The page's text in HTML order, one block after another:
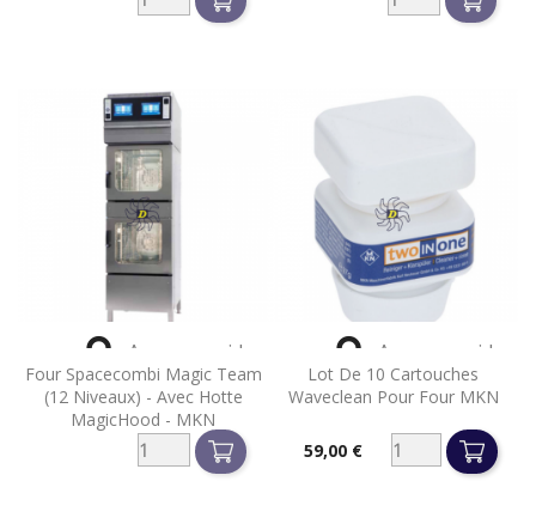
Four Spacecombi Magic Team
(12 Niveaux) - Avec Hotte
MagicHood - MKN
 Aperçu rapide
Lot De 10 Cartouches
Waveclean Pour Four MKN
Prix59,00 €
 Aperçu rapide